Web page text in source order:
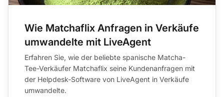
Wie Matchaflix Anfragen in Verkäufe
umwandelte mit LiveAgent
Erfahren Sie, wie der beliebte spanische Matcha-
Tee-Verkäufer Matchaflix seine Kundenanfragen mit
der Helpdesk-Software von LiveAgent in Verkäufe
umwandelte.